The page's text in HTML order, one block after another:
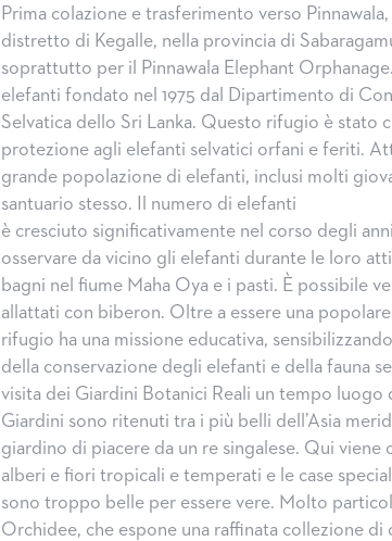
Prima colazione e trasferimento verso
distretto di Kegalle, nella provincia di
soprattutto per il Pinnawala Elephant
elefanti fondato nel 1975 dal Dipartimento di
Selvatica dello Sri Lanka. Questo rifugio è stato
protezione agli elefanti selvatici orfani e feriti.
grande popolazione di elefanti, inclusi molti
santuario stesso. Il numero di elefanti
è cresciuto significativamente nel corso degli
osservare da vicino gli elefanti durante le loro
bagni nel fiume Maha Oya e i pasti. È possibile
allattati con biberon. Oltre a essere una
rifugio ha una missione educativa,
della conservazione degli elefanti e della fauna
visita dei Giardini Botanici Reali un tempo luogo
Giardini sono ritenuti tra i più belli dell’Asia
giardino di piacere da un re singalese. Qui viene
alberi e fiori tropicali e temperati e le case
sono troppo belle per essere vere. Molto
Orchidee, che espone una raffinata collezione